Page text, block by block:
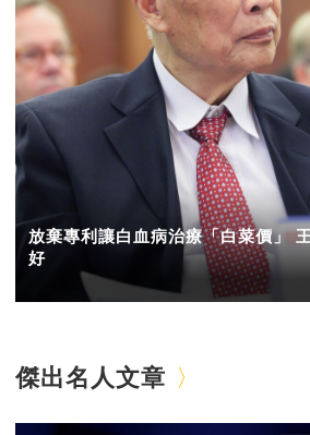
放棄專利讓白血病治療「白菜價」
好
傑出名人文章